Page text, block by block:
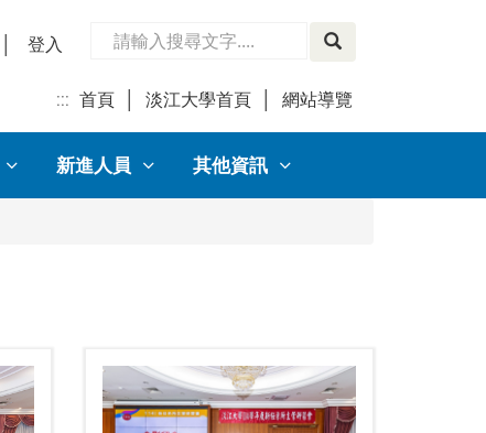
登入
::: 首頁 淡江大學首頁 網站導覽
新進人員 其他資訊